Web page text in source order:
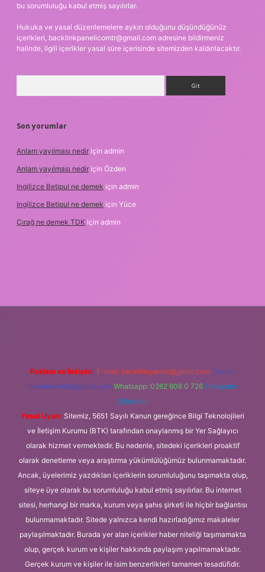
bu sorumluluğu kabul etmiş sayılırlar.
Hukuka ve yasal düzenlemelere aykırı olduğunu düşündüğünüz
içerikleri, backlinkpanelicomtr@gmail.com adresine bildirmeniz
halinde, ilgili içerikler yasal süre içerisinde sitemizden kaldırılacaktır.
Son yorumlar
Anlam yayılması nedir için admin
Anlam yayılması nedir için Özden
Ingilizce Betipul ne demek için admin
Ingilizce Betipul ne demek için Yüce
Çırağ ne demek TDK için admin
Reklam ve İletişim: E-mail: backlinkpaneli@gmail.com Teams:
forumhizmeti@gmail.com Whatsapp: 0262 606 0 726 Telegram:
@karabul
Yasal Uyarı: Sitemiz, 5651 Sayılı Kanun gereğince Bilgi Teknolojileri
ve İletişim Kurumu (BTK) tarafından onaylanmış bir Yer Sağlayıcı
olarak hizmet vermektedir. Bu nedenle, sitedeki içerikleri proaktif
olarak denetleme veya araştırma yükümlülüğümüz bulunmamaktadır.
Ancak, üyelerimiz yazdıkları içeriklerin sorumluluğunu taşımakta olup,
siteye üye olarak bu sorumluluğu kabul etmiş sayılırlar. Bu internet
sitesi, herhangi bir marka, kurum veya şahıs şirketi ile hiçbir bağlantısı
bulunmamaktadır. Sitede yalnızca kendi hazırladığımız makaleler
paylaşılmaktadır. Burada yer alan içerikler haber niteliği taşımamakta
olup, gerçek kurum ve kişiler hakkında paylaşım yapılmamaktadır.
Gerçek kurum ve kişiler ile isim benzerlikleri tamamen tesadüfidir.